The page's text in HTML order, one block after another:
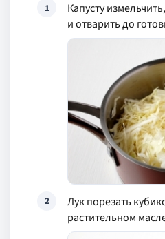
1
Капусту
и отварить до
2
Лук порезать
растительном